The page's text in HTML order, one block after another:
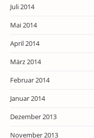
Juli 2014
Mai 2014
April 2014
März 2014
Februar 2014
Januar 2014
Dezember 2013
November 2013